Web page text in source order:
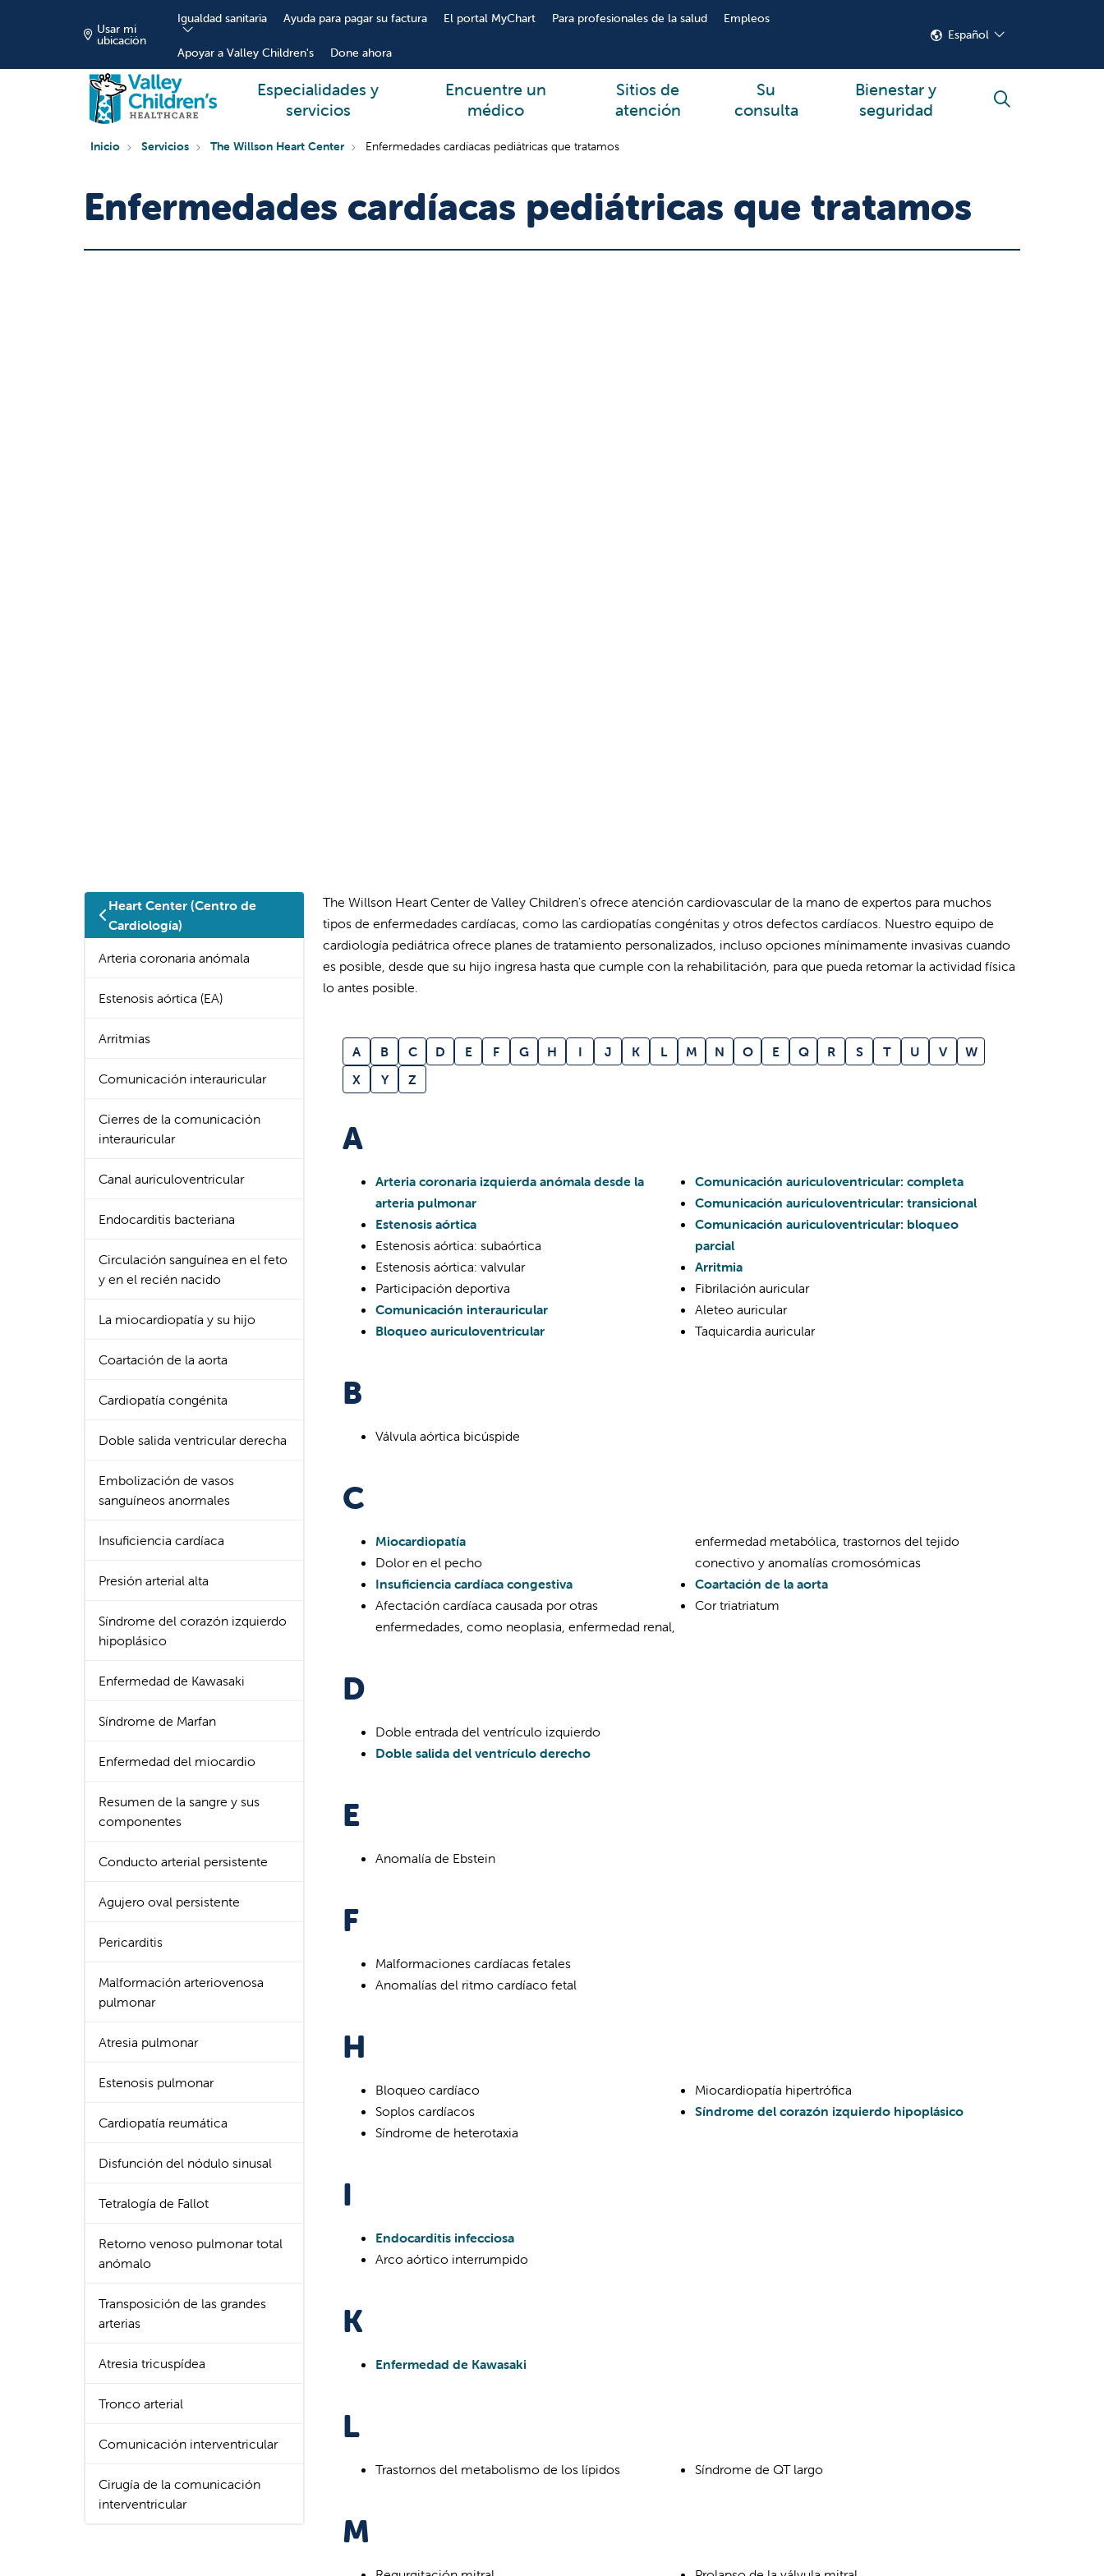
Usar mi
ubicación
Igualdad sanitaria Ayuda para pagar su factura El portal MyChart Para profesionales de la salud Empleos
Apoyar a Valley Children's Done ahora
Español
Especialidades y
servicios
Encuentre un
médico
Sitios de
atención
Su
consulta
Bienestar y
seguridad
buscar
Inicio Servicios The Willson Heart Center Enfermedades cardíacas pediátricas que tratamos
Enfermedades cardíacas pediátricas que tratamos
Heart Center (Centro de
Cardiología)
Arteria coronaria anómala
Estenosis aórtica (EA)
Arritmias
Comunicación interauricular
Cierres de la comunicación
interauricular
Canal auriculoventricular
Endocarditis bacteriana
Circulación sanguínea en el feto
y en el recién nacido
La miocardiopatía y su hijo
Coartación de la aorta
Cardiopatía congénita
Doble salida ventricular derecha
Embolización de vasos
sanguíneos anormales
Insuficiencia cardíaca
Presión arterial alta
Síndrome del corazón izquierdo
hipoplásico
Enfermedad de Kawasaki
Síndrome de Marfan
Enfermedad del miocardio
Resumen de la sangre y sus
componentes
Conducto arterial persistente
Agujero oval persistente
Pericarditis
Malformación arteriovenosa
pulmonar
Atresia pulmonar
Estenosis pulmonar
Cardiopatía reumática
Disfunción del nódulo sinusal
Tetralogía de Fallot
Retorno venoso pulmonar total
anómalo
Transposición de las grandes
arterias
Atresia tricuspídea
Tronco arterial
Comunicación interventricular
Cirugía de la comunicación
interventricular
The Willson Heart Center de Valley Children's ofrece atención cardiovascular de la mano de expertos para muchos
tipos de enfermedades cardíacas, como las cardiopatías congénitas y otros defectos cardíacos. Nuestro equipo de
cardiología pediátrica ofrece planes de tratamiento personalizados, incluso opciones mínimamente invasivas cuando
es posible, desde que su hijo ingresa hasta que cumple con la rehabilitación, para que pueda retomar la actividad física
lo antes posible.
A B C D E F G H I J K L M N O E Q R S T U V
W
X
Y Z
A
Arteria coronaria izquierda anómala desde la
arteria pulmonar
Estenosis aórtica
Estenosis aórtica: subaórtica
Estenosis aórtica: valvular
Participación deportiva
Comunicación interauricular
Bloqueo auriculoventricular
Comunicación auriculoventricular: completa
Comunicación auriculoventricular: transicional
Comunicación auriculoventricular: bloqueo
parcial
Arritmia
Fibrilación auricular
Aleteo auricular
Taquicardia auricular
B
Válvula aórtica bicúspide
C
Miocardiopatía
Dolor en el pecho
Insuficiencia cardíaca congestiva
Afectación cardíaca causada por otras
enfermedades, como neoplasia, enfermedad renal,
enfermedad metabólica, trastornos del tejido
conectivo y anomalías cromosómicas
Coartación de la aorta
Cor triatriatum
D
Doble entrada del ventrículo izquierdo
Doble salida del ventrículo derecho
E
Anomalía de Ebstein
F
Malformaciones cardíacas fetales
Anomalías del ritmo cardíaco fetal
H
Bloqueo cardíaco
Soplos cardíacos
Síndrome de heterotaxia
Miocardiopatía hipertrófica
Síndrome del corazón izquierdo hipoplásico
I
Endocarditis infecciosa
Arco aórtico interrumpido
K
Enfermedad de Kawasaki
L
Trastornos del metabolismo de los lípidos Síndrome de QT largo
M